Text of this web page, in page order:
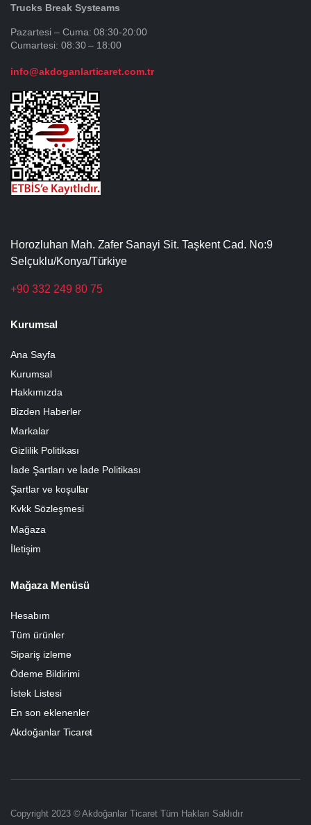
Trucks Break Systeams
Pazartesi – Cuma: 08:30-20:00
Cumartesi: 08:30 – 18:00
info@akdoganlarticaret.com.tr
Horozluhan Mah. Zafer Sanayi Sit. Taşkent Cad. No:9
Selçuklu/Konya/Türkiye
+90 332 249 80 75
Kurumsal
Ana Sayfa
Kurumsal
Hakkımızda
Bizden Haberler
Markalar
Gizlilik Politikası
İade Şartları ve İade Politikası
Şartlar ve koşullar
Kvkk Sözleşmesi
Mağaza
İletişim
Mağaza Menüsü
Hesabım
Tüm ürünler
Sipariş izleme
Ödeme Bildirimi
İstek Listesi
En son eklenenler
Akdoğanlar Ticaret
Copyright 2023 © Akdoğanlar Ticaret Tüm Hakları Saklıdır